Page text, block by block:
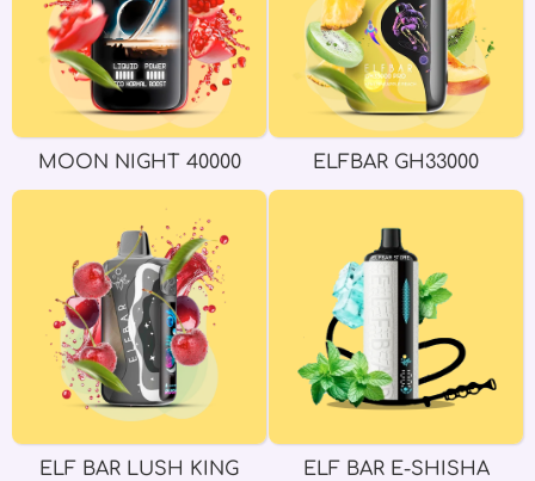
MOON NIGHT 40000 ELFBAR GH33000
ELF BAR LUSH KING
ELF BAR E-SHISHA